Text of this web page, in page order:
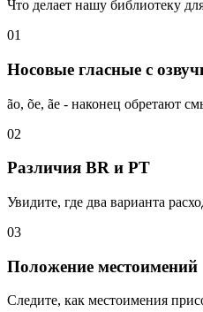
Что делает нашу библиотеку
01
Носовые гласные с
ão, õe, ãe - наконец обретают
02
Различия BR и PT
Увидите, где два варианта
03
Положение местоимений
Следите, как местоимения